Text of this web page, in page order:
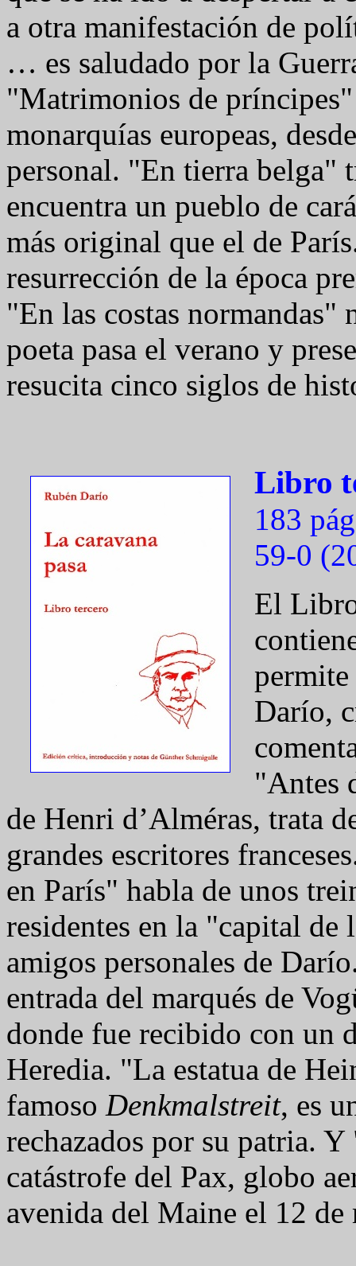
a otra manifestación de
… es saludado por la
"Matrimonios de
monarquías europeas,
personal. "En tierra belga"
encuentra un pueblo de
más original que el de
resurrección de la época
"En las costas normandas"
poeta pasa el verano y
resucita cinco siglos de
Libro
183
59-0
El
Darío,
"Antes
de Henri d’Alméras, trata
grandes escritores
en París" habla de unos
residentes en la "capital
amigos personales de
entrada del marqués de
donde fue recibido con un
Heredia. "La estatua de
famoso Denkmalstreit, es
rechazados por su patria.
catástrofe del Pax, globo
avenida del Maine el 12 de